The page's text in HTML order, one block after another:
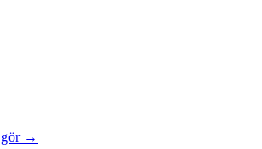
gör →